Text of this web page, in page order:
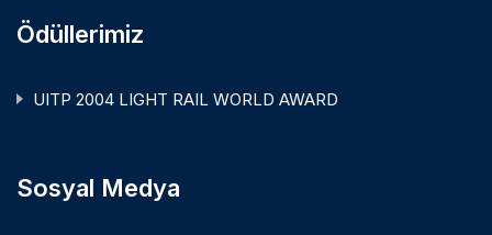
Ödüllerimiz
UITP 2004 LIGHT RAIL WORLD AWARD
Sosyal Medya